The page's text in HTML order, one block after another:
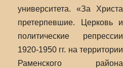
университета. «За Христа
претерпевшие. Церковь и
политические репрессии
1920-1950 гг. на территории
Раменского района